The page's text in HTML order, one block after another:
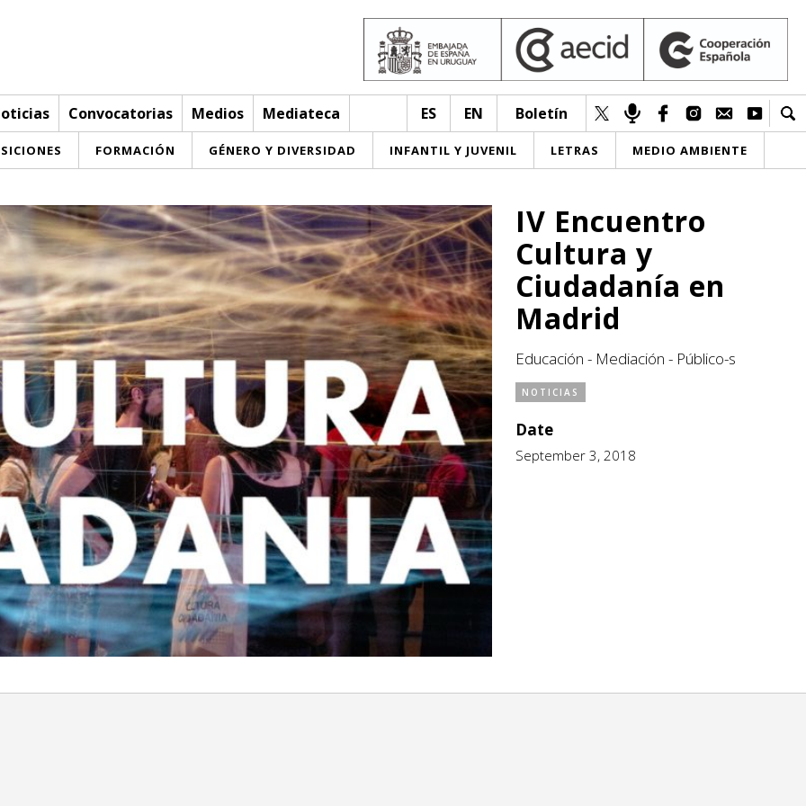
Convocatorias Medios Mediateca ES EN Boletín
FORMACIÓN GÉNERO Y DIVERSIDAD INFANTIL Y JUVENIL LETRAS MEDIO AMBIENTE
IV Encuentro
Cultura y
Ciudadanía en
Madrid
Educación - Mediación - Público-s
NOTICIAS
Date
September 3, 2018